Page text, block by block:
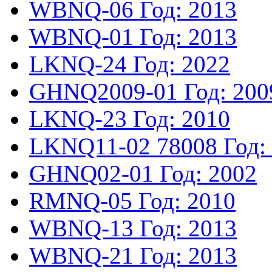
WBNQ-06 Год: 2013
WBNQ-01 Год: 2013
LKNQ-24 Год: 2022
GHNQ2009-01 Год:
LKNQ-23 Год: 2010
LKNQ11-02 78008 Год:
GHNQ02-01 Год: 2002
RMNQ-05 Год: 2010
WBNQ-13 Год: 2013
WBNQ-21 Год: 2013